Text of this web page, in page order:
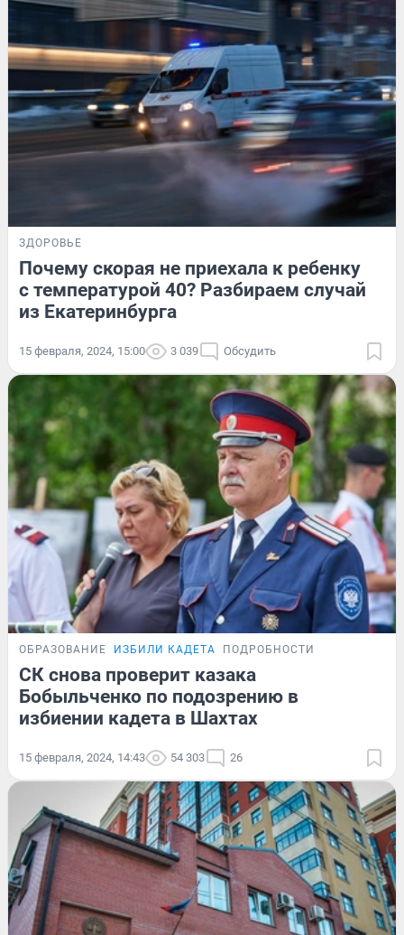
ЗДОРОВЬЕ
Почему скорая не приехала к ребенку
с температурой 40? Разбираем случай
из Екатеринбурга
15 февраля, 2024, 15:00 3 039 Обсудить
ОБРАЗОВАНИЕ ИЗБИЛИ КАДЕТА ПОДРОБНОСТИ
СК снова проверит казака
Бобыльченко по подозрению в
избиении кадета в Шахтах
15 февраля, 2024, 14:43 54 303 26